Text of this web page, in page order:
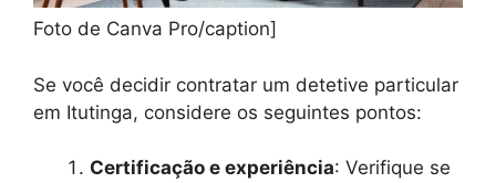
Foto de Canva Pro/caption]
Se você decidir contratar um detetive particular
em Itutinga, considere os seguintes pontos:
Certificação e experiência: Verifique se